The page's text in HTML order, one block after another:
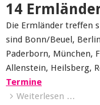
14
Die Ermländer treffen
sind Bonn/Beuel,
Paderborn, München,
Allenstein, Heilsberg,
Termine
Weiterlesen …